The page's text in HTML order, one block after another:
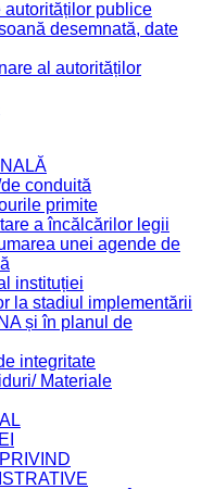
autorităților publice
desemnată, date
al autorităților
conduită
primite
a încălcărilor legii
unei agende de
instituției
la stadiul implementării
și în planul de
integritate
Materiale